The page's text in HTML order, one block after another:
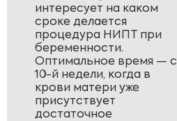
интересует на каком
сроке делается
процедура НИПТ при
беременности.
Оптимальное время — с
10-й недели, когда в
крови матери уже
присутствует
достаточное